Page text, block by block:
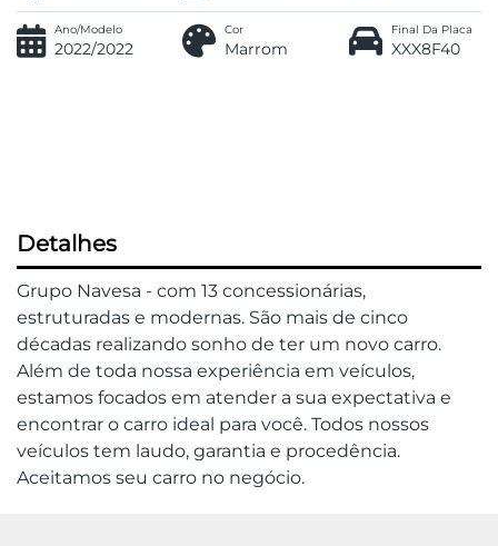
Ano/Modelo
2022/2022
Cor
Marrom
Final Da Placa
XXX8F40
Detalhes
Grupo Navesa - com 13 concessionárias,
estruturadas e modernas. São mais de cinco
décadas realizando sonho de ter um novo carro.
Além de toda nossa experiência em veículos,
estamos focados em atender a sua expectativa e
encontrar o carro ideal para você. Todos nossos
veículos tem laudo, garantia e procedência.
Aceitamos seu carro no negócio.